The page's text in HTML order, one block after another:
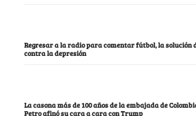
Regresar a la radio para comentar fútbol, la solución
contra la depresión
La casona más de 100 años de la embajada de
Petro afinó su cara a cara con Trump